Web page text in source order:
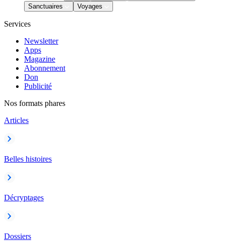
Sanctuaires
Voyages
Services
Newsletter
Apps
Magazine
Abonnement
Don
Publicité
Nos formats phares
Articles
Belles histoires
Décryptages
Dossiers